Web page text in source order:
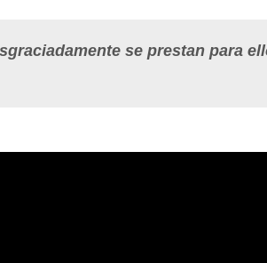
se prestan para